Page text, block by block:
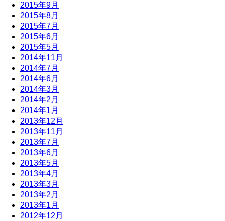
2015年9月
2015年8月
2015年7月
2015年6月
2015年5月
2014年11月
2014年7月
2014年6月
2014年3月
2014年2月
2014年1月
2013年12月
2013年11月
2013年7月
2013年6月
2013年5月
2013年4月
2013年3月
2013年2月
2013年1月
2012年12月